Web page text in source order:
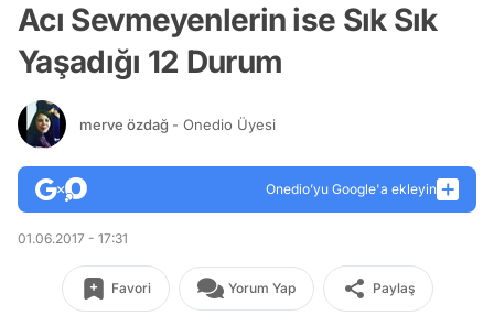
Acı Sevmeyenlerin ise Sık Sık
Yaşadığı 12 Durum
merve özdağ - Onedio Üyesi
Onedio’yu Google'a ekleyin
01.06.2017 - 17:31
Favori Yorum Yap Paylaş